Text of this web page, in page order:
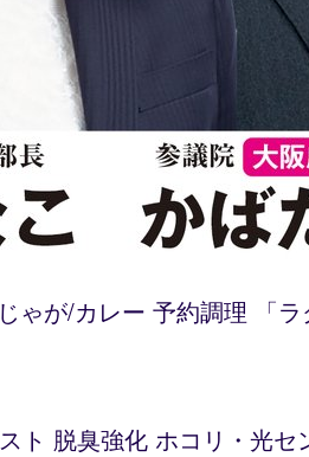
が/カレー 予約調理 「
ト 脱臭強化 ホコリ・光セ